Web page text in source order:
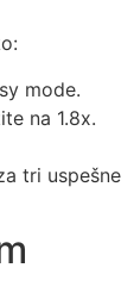
mode.
na 1.8x.
tri uspešne